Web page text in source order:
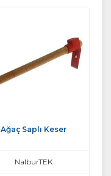
Ağaç Saplı Keser
NalburTEK